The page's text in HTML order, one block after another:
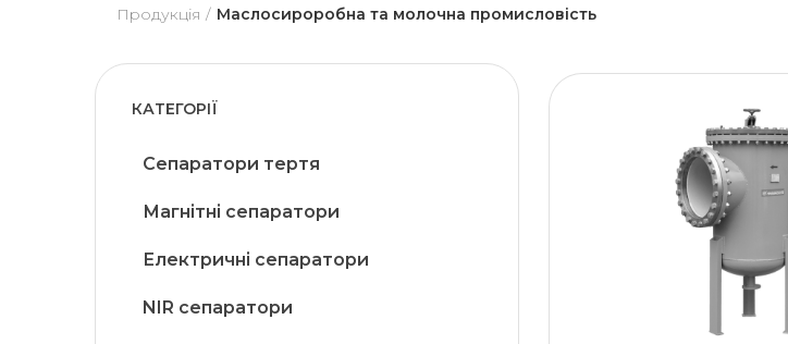
КАТЕГОРІЇ
Сепаратори тертя
Магнітні сепаратори
Електричні сепаратори
NIR сепаратори
Продукція Маслосироробна та молочна промисловість